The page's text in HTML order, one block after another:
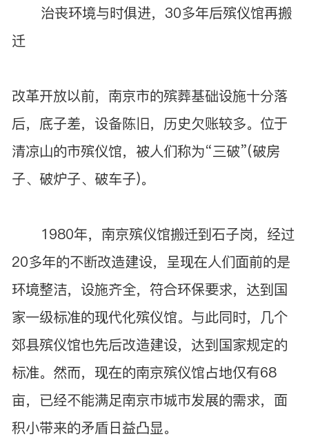
治丧环境与时俱进，30多年后殡仪馆再搬
迁
改革开放以前，南京市的殡葬基础设施十分落
后，底子差，设备陈旧，历史欠账较多。位于
清凉山的市殡仪馆，被人们称为“三破”(破房
子、破炉子、破车子)。
1980年，南京殡仪馆搬迁到石子岗，经过
20多年的不断改造建设，呈现在人们面前的是
环境整洁，设施齐全，符合环保要求，达到国
家一级标准的现代化殡仪馆。与此同时，几个
郊县殡仪馆也先后改造建设，达到国家规定的
标准。然而，现在的南京殡仪馆占地仅有68
亩，已经不能满足南京市城市发展的需求，面
积小带来的矛盾日益凸显。